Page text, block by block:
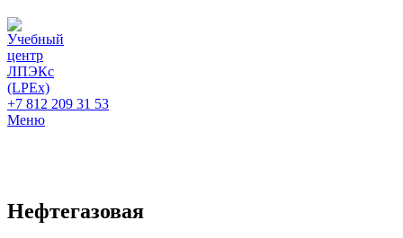
+7 812 209 31 53
Меню
Нефтегазовая